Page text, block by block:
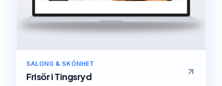
SALONG & SKÖNHET
FrisöriTingsryd